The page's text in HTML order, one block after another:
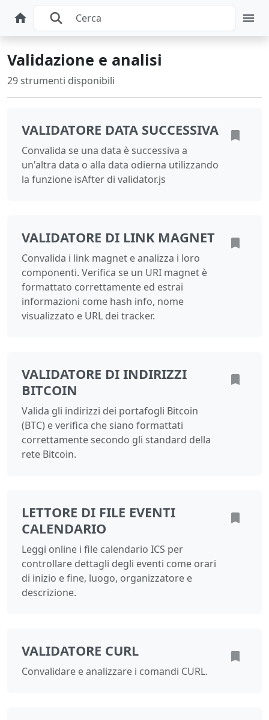
Validazione e analisi
29 strumenti disponibili
VALIDATORE DATA SUCCESSIVA
Convalida se una data è successiva a
un'altra data o alla data odierna utilizzando
la funzione isAfter di validator.js
VALIDATORE DI LINK MAGNET
Convalida i link magnet e analizza i loro
componenti. Verifica se un URI magnet è
formattato correttamente ed estrai
informazioni come hash info, nome
visualizzato e URL dei tracker.
VALIDATORE DI INDIRIZZI
BITCOIN
Valida gli indirizzi dei portafogli Bitcoin
(BTC) e verifica che siano formattati
correttamente secondo gli standard della
rete Bitcoin.
LETTORE DI FILE EVENTI
CALENDARIO
Leggi online i file calendario ICS per
controllare dettagli degli eventi come orari
di inizio e fine, luogo, organizzatore e
descrizione.
VALIDATORE CURL
Convalidare e analizzare i comandi CURL.